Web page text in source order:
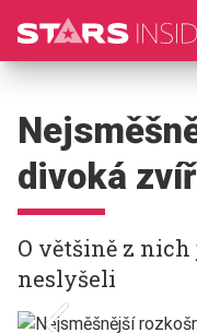
divoká
O většině z nich
neslyšeli